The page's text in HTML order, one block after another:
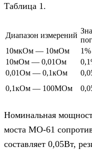
Таблица 1.
Диапазон измерений
10мкОм — 10мОм
1%
10мОм — 0,01Ом
0,01Ом — 0,1кОм
0,1кОм — 100МОм
Номинальная
моста МО-61
составляет 0,05Вт,